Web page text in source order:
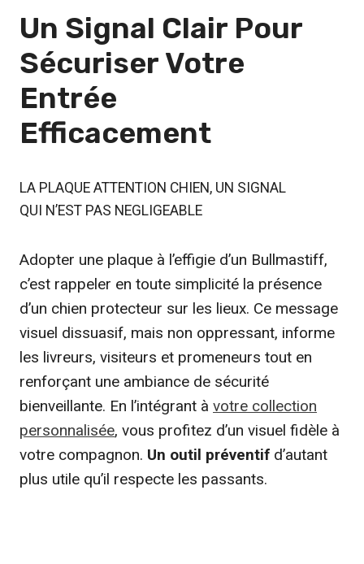
Un Signal Clair Pour
Sécuriser Votre
Entrée
Efficacement
LA PLAQUE ATTENTION CHIEN, UN SIGNAL
QUI N’EST PAS NEGLIGEABLE
Adopter une plaque à l’effigie d’un Bullmastiff,
c’est rappeler en toute simplicité la présence
d’un chien protecteur sur les lieux. Ce message
visuel dissuasif, mais non oppressant, informe
les livreurs, visiteurs et promeneurs tout en
renforçant une ambiance de sécurité
bienveillante. En l’intégrant à votre collection
personnalisée, vous profitez d’un visuel fidèle à
votre compagnon. Un outil préventif d’autant
plus utile qu’il respecte les passants.